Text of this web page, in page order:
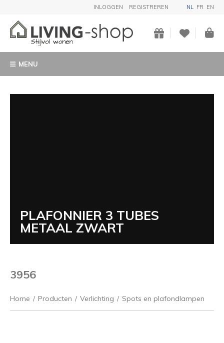
INLOGGEN REGISTREREN NL FR EN
MENU
PLAFONNIER 3 TUBES
METAAL ZWART
3956
Home / Producten / Verlichting / Spots en plafondlampen